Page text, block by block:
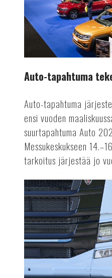
Auto-tapahtuma
Auto-tapahtuma
ensi vuoden
suurtapahtuma Auto
Messukeskukseen
tarkoitus järjestää jo
Terästä
sähkörekoilla